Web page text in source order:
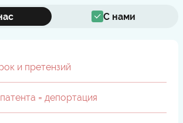
С нами
и претензий
= депортация